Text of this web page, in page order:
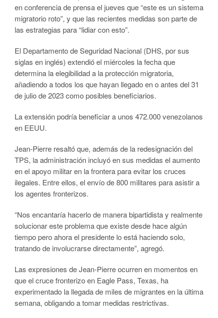
en conferencia de prensa el jueves que “este es un sistema
migratorio roto”, y que las recientes medidas son parte de
las estrategias para “lidiar con esto”.
El Departamento de Seguridad Nacional (DHS, por sus
siglas en inglés) extendió el miércoles la fecha que
determina la elegibilidad a la protección migratoria,
añadiendo a todos los que hayan llegado en o antes del 31
de julio de 2023 como posibles beneficiarios.
La extensión podría beneficiar a unos 472.000 venezolanos
en EEUU.
Jean-Pierre resaltó que, además de la redesignación del
TPS, la administración incluyó en sus medidas el aumento
en el apoyo militar en la frontera para evitar los cruces
ilegales. Entre ellos, el envío de 800 militares para asistir a
los agentes fronterizos.
“Nos encantaría hacerlo de manera bipartidista y realmente
solucionar este problema que existe desde hace algún
tiempo pero ahora el presidente lo está haciendo solo,
tratando de involucrarse directamente”, agregó.
Las expresiones de Jean-Pierre ocurren en momentos en
que el cruce fronterizo en Eagle Pass, Texas, ha
experimentado la llegada de miles de migrantes en la última
semana, obligando a tomar medidas restrictivas.